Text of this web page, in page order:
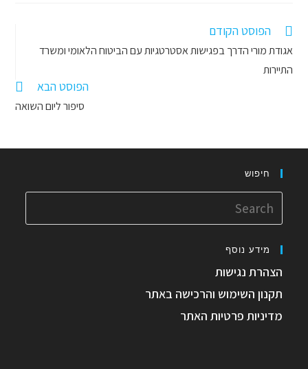
הפוסט הקודם
אגודת מורי הדרך בפגישות אסטרטגיות עם הביטוח הלאומי ומשרד
התיירות
הפוסט הבא
סיפור ליום השואה
חיפוש
מידע נוסף
הצהרת נגישות
תקנון השימוש והרכישה באתר
מדיניות פרטיות האתר